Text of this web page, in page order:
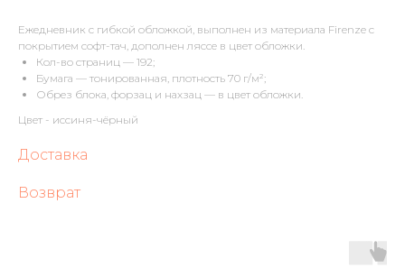
Ежедневник с гибкой обложкой, выполнен из материала Firenze с
покрытием софт-тач, дополнен ляссе в цвет обложки.
Кол-во страниц — 192;
Бумага — тонированная, плотность 70 г/м²;
Обрез блока, форзац и нахзац — в цвет обложки.
Цвет - иссиня-чёрный
Доставка
Возврат